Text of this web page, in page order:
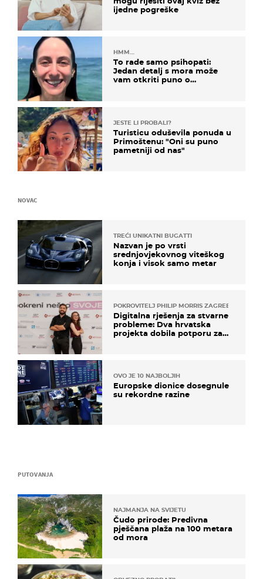
ijedne pogreške
HMM…
To rade samo psihopati:
Jedan detalj s mora može
vam otkriti puno o
JESTE LI PROBALI?
Turisticu oduševila ponuda u
Primoštenu: "Oni su puno
pametniji od nas"
PUTOVANJA
NAJMANJA NA SVIJETU
Čudo prirode: Predivna
pješčana plaža na 100 metara
od mora
NOVAC
TREĆI UNIKATNI BUGATTI
Nazvan je po vrsti
srednjovjekovnog viteškog
konja i visok samo metar
POKROVITELJ PHILIP MORRIS ZAGREB
Digitalna rješenja za stvarne
probleme: Dva hrvatska
projekta dobila potporu za
OVO JE 10 NAJBOLJIH
Europske dionice dosegnule
su rekordne razine